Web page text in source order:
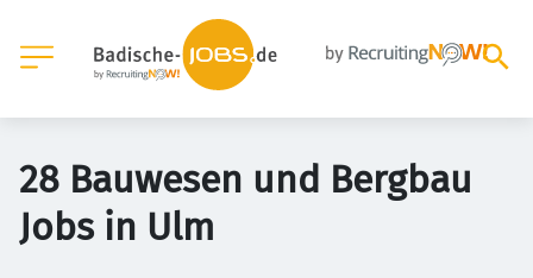
28 Bauwesen und Bergbau
Jobs in Ulm